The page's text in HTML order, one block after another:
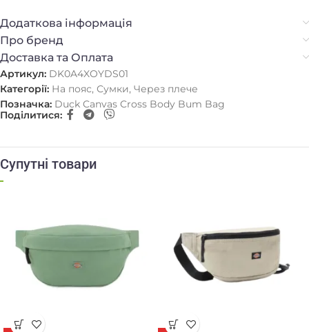
Додаткова інформація
Про бренд
Доставка та Оплата
Артикул: DK0A4XOYDS01
Категорії: На пояс, Сумки, Через плече
Позначка: Duck Canvas Cross Body Bum Bag
Поділитися:
Супутні товари